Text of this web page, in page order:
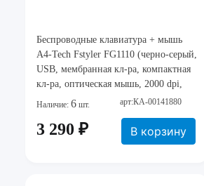
Беспроводные клавиатура + мышь
A4-Tech Fstyler FG1110 (черно-серый,
USB, мембранная кл-ра, компактная
кл-ра, оптическая мышь, 2000 dpi,
2xAAA+1xAA)
Наличие: 6 шт. арт:КА-00141880
3 290 ₽ В корзину